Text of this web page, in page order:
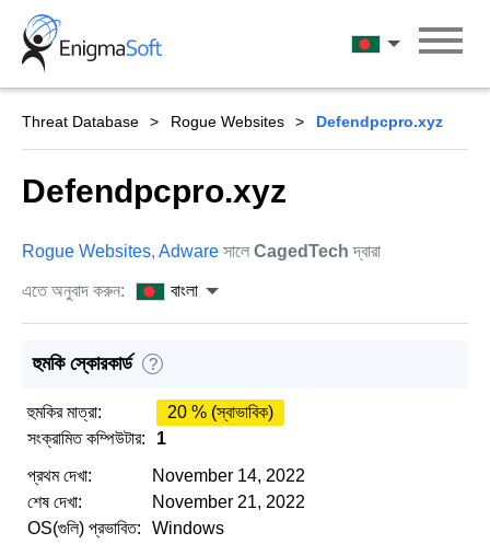
Skip
content
বাংলা
Threat Database Rogue Websites Defendpcpro.xyz
Defendpcpro.xyz
Rogue Websites, Adware সালে CagedTech দ্বারা
এতে অনুবাদ করুন: বাংলা
হুমকি স্কোরকার্ড ?
হুমকির মাত্রা:
20 % (স্বাভাবিক)
সংক্রামিত কম্পিউটার:
1
প্রথম দেখা:
November 14, 2022
শেষ দেখা:
November 21, 2022
OS(গুলি) প্রভাবিত:
Windows